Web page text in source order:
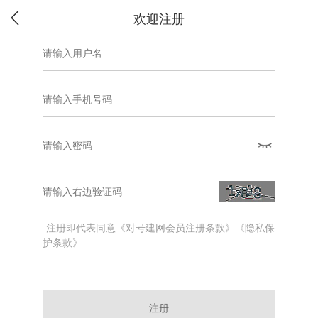
欢迎注册
注册即代表同意《对号建网会员注册条款》《隐私保
护条款》
注册